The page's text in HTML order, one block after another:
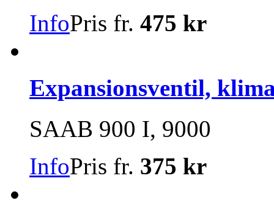
InfoPris fr. 475 kr
Expansionsventil,
SAAB 900 I, 9000
InfoPris fr. 375 kr